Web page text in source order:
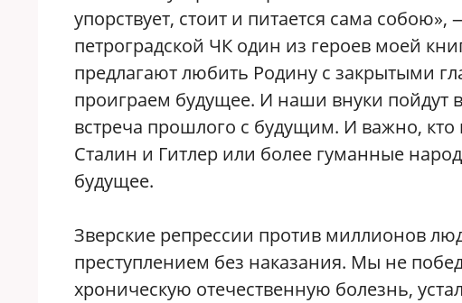
упорствует, стоит и питается сама
петроградской ЧК один из героев моей
предлагают любить Родину с закрытыми
проиграем будущее. И наши внуки пойдут
встреча прошлого с будущим. И важно,
Сталин и Гитлер или более гуманные
будущее.
Зверские репрессии против миллионов
преступлением без наказания. Мы не
хроническую отечественную болезнь,